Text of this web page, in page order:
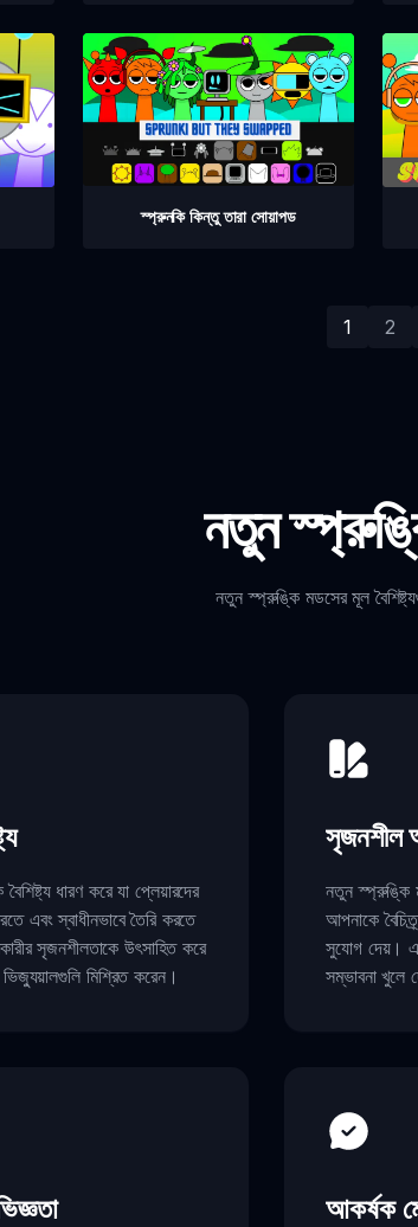
স্প্রুনকি কিন্তু তারা সোয়াপড
1 2
নতুন
নতুন স্প্রুঙ্কি মডসের মূল
ধারণ করে যা প্লেয়ারদের
এবং স্বাধীনভাবে তৈরি করতে
সৃজনশীলতাকে উৎসাহিত করে
মিশ্রিত করেন।
সৃজনশীল
নতুন স্প্রুঙ্কি
আপনাকে
সুযোগ দেয়।
সম্ভাবনা খুলে
আকর্ষক